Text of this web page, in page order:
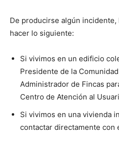
De producirse algún
hacer lo siguiente:
Si vivimos en un edificio
Presidente de la
Administrador de Fincas
Centro de Atención al
Si vivimos en una vivienda
contactar directamente con